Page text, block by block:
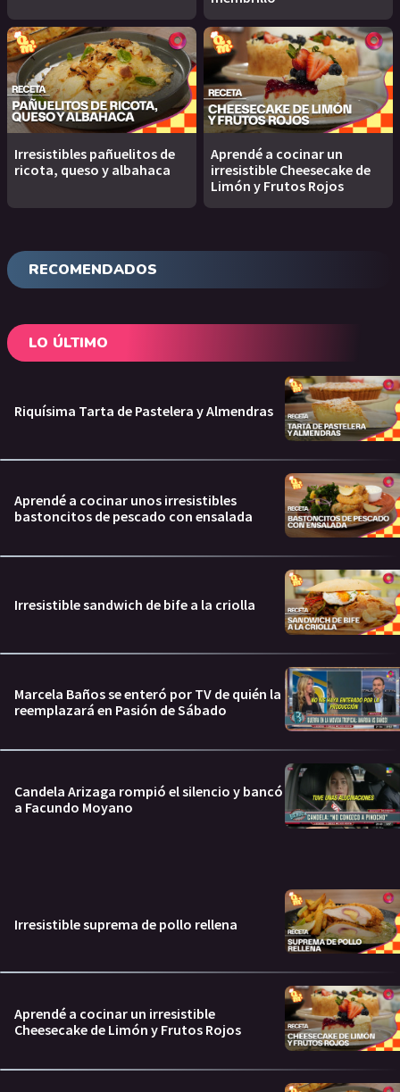
Irresistibles pañuelitos de
ricota, queso y albahaca
Aprendé a cocinar un
irresistible Cheesecake de
Limón y Frutos Rojos
RECOMENDADOS
LO ÚLTIMO
Riquísima Tarta de Pastelera y Almendras
Aprendé a cocinar unos irresistibles
bastoncitos de pescado con ensalada
Irresistible sandwich de bife a la criolla
Marcela Baños se enteró por TV de quién la
reemplazará en Pasión de Sábado
Candela Arizaga rompió el silencio y bancó
a Facundo Moyano
Irresistible suprema de pollo rellena
Aprendé a cocinar un irresistible
Cheesecake de Limón y Frutos Rojos